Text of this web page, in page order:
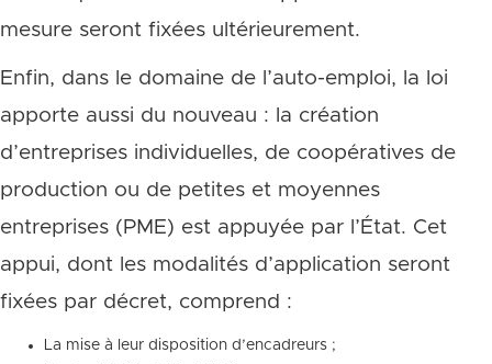
mesure seront fixées ultérieurement.
Enfin, dans le domaine de l’auto-emploi, la loi
apporte aussi du nouveau : la création
d’entreprises individuelles, de coopératives de
production ou de petites et moyennes
entreprises (PME) est appuyée par l’État. Cet
appui, dont les modalités d’application seront
fixées par décret, comprend :
La mise à leur disposition d’encadreurs ;